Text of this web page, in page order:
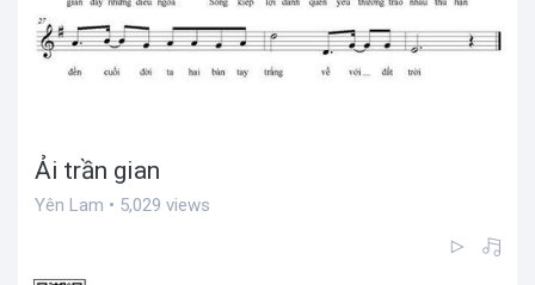
Ải trần gian
Yên Lam • 5,029 views